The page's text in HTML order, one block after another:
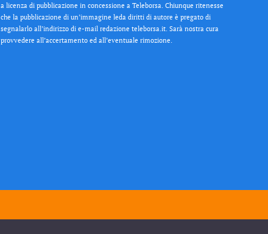
a licenza di pubblicazione in concessione a Teleborsa. Chiunque ritenesse
che la pubblicazione di un’immagine leda diritti di autore è pregato di
segnalarlo all’indirizzo di e-mail redazione teleborsa.it. Sarà nostra cura
provvedere all’accertamento ed all’eventuale rimozione.